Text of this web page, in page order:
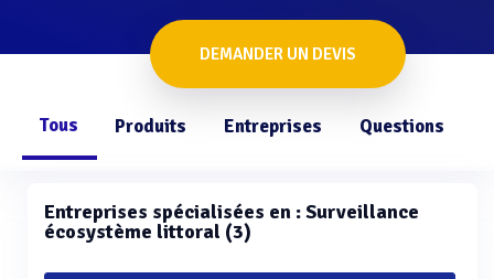
DEMANDER UN DEVIS
Tous Produits Entreprises Questions
Entreprises spécialisées en : Surveillance
écosystème littoral (3)